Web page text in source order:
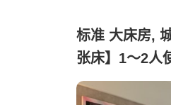
标准 大床房,
张床】1～2人